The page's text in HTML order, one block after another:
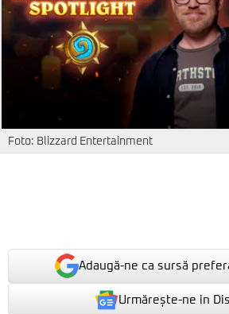
Foto: Blizzard Entertainment
Adaugă-ne ca sursă
Urmărește-ne in